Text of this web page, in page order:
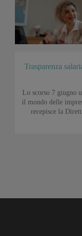
Trasparenza
Lo scorso 7 giugno
il mondo delle
recepisce la